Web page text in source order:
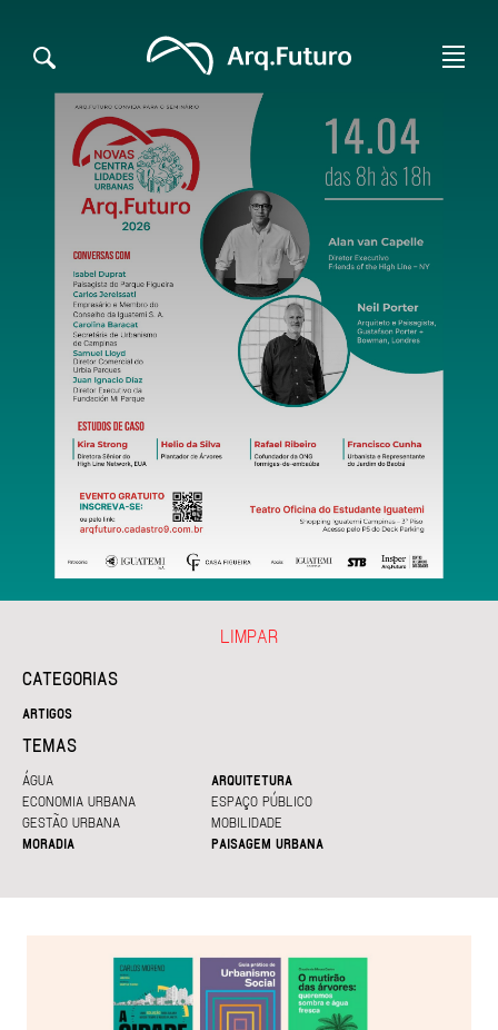
CATEGORIAS
ARTIGOS
TEMAS
ÁGUA
ARQUITETURA
ECONOMIA URBANA
ESPAÇO PÚBLICO
GESTÃO URBANA
MOBILIDADE
MORADIA
PAISAGEM URBANA
LIMPAR